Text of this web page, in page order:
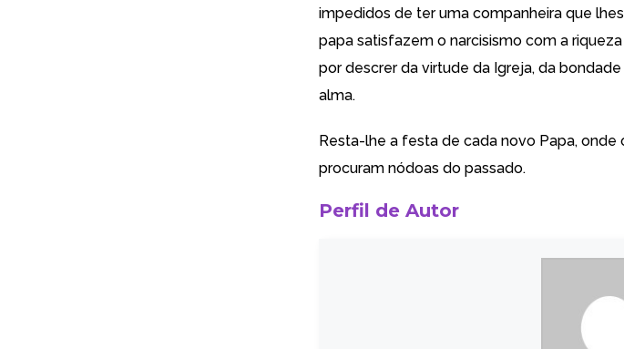
impedidos de ter uma companheira que
papa satisfazem o narcisismo com a
por descrer da virtude da Igreja, da
alma.
Resta-lhe a festa de cada novo Papa,
procuram nódoas do passado.
Perfil de Autor